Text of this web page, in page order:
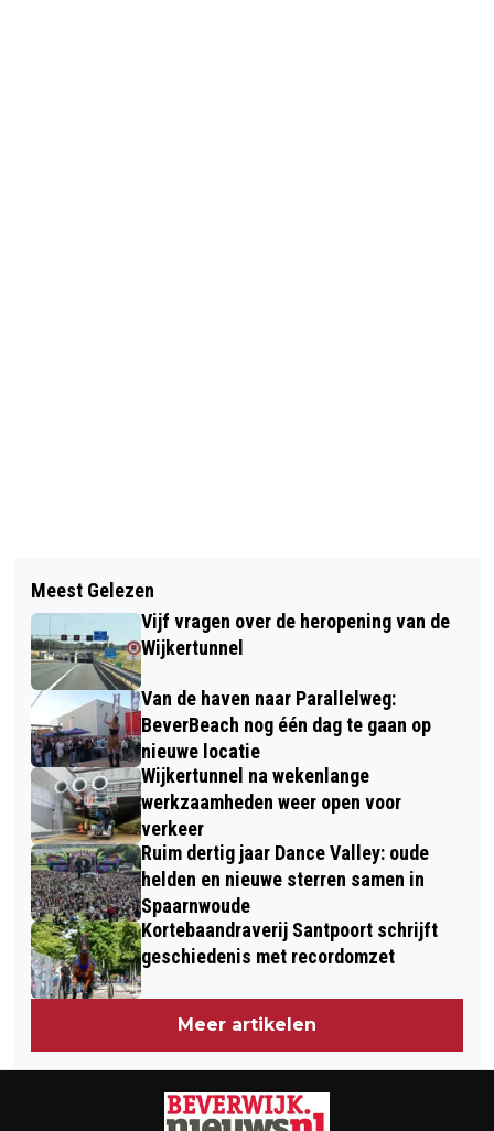
EXPOSITIE ‘BIJ DE VUURTOREN’ VAN
MARTEN FISHER IN GEMEENTEHUIS
HEEMSKERK
GEMEENTE BEVERWIJK SCHENKT
TROUWTOGA’S AAN MUSEUM
KENNEMERLAND
Meest Gelezen
Vijf vragen over de heropening van de
Wijkertunnel
Van de haven naar Parallelweg:
BeverBeach nog één dag te gaan op
nieuwe locatie
Wijkertunnel na wekenlange
werkzaamheden weer open voor
verkeer
Ruim dertig jaar Dance Valley: oude
helden en nieuwe sterren samen in
Spaarnwoude
Kortebaandraverij Santpoort schrijft
geschiedenis met recordomzet
Meer artikelen